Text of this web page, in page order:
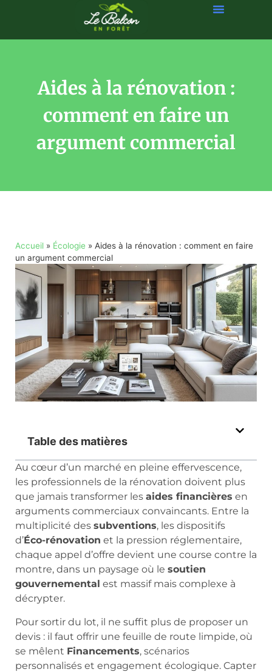
Aides à la rénovation :
comment en faire un
argument commercial
Accueil » Écologie » Aides à la rénovation : comment en faire
un argument commercial
Table des matières
Au cœur d’un marché en pleine effervescence,
les professionnels de la rénovation doivent plus
que jamais transformer les aides financières en
arguments commerciaux convaincants. Entre la
multiplicité des subventions, les dispositifs
d’Éco-rénovation et la pression réglementaire,
chaque appel d’offre devient une course contre la
montre, dans un paysage où le soutien
gouvernemental est massif mais complexe à
décrypter.
Pour sortir du lot, il ne suffit plus de proposer un
devis : il faut offrir une feuille de route limpide, où
se mêlent Financements, scénarios
personnalisés et engagement écologique. Capter